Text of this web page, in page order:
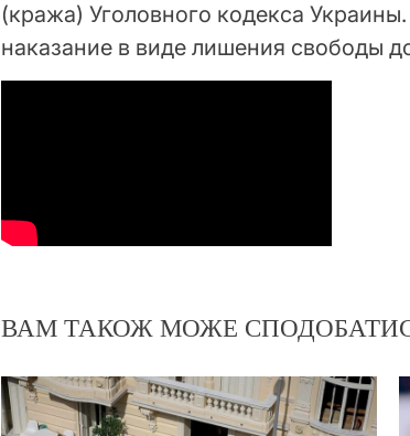
(кража) Уголовного кодекса
наказание в виде лишения свободы
ВАМ ТАКОЖ МОЖЕ